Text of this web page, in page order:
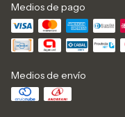
Medios de pago
Medios de envío